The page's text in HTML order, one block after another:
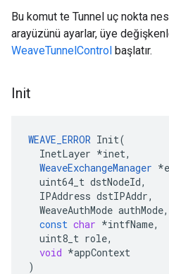
Bu komut te Tunnel uç nokta
arayüzünü ayarlar, üye
WeaveTunnelControl başlatır.
Init
WEAVE_ERROR Init(
InetLayer *inet,
WeaveExchangeManager *
uint64_t dstNodeId,
IPAddress dstIPAddr,
WeaveAuthMode authMode,
const char *intfName,
uint8_t role,
void *appContext
)